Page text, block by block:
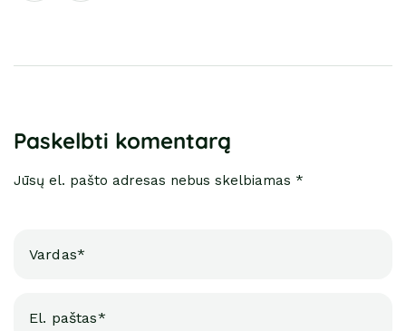
Paskelbti komentarą
Jūsų el. pašto adresas nebus skelbiamas *